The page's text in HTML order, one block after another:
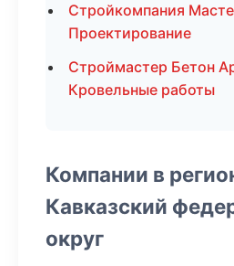
Стройкомпания
Проектирование
Строймастер Бетон
Кровельные работы
Компании в
Кавказский
округ